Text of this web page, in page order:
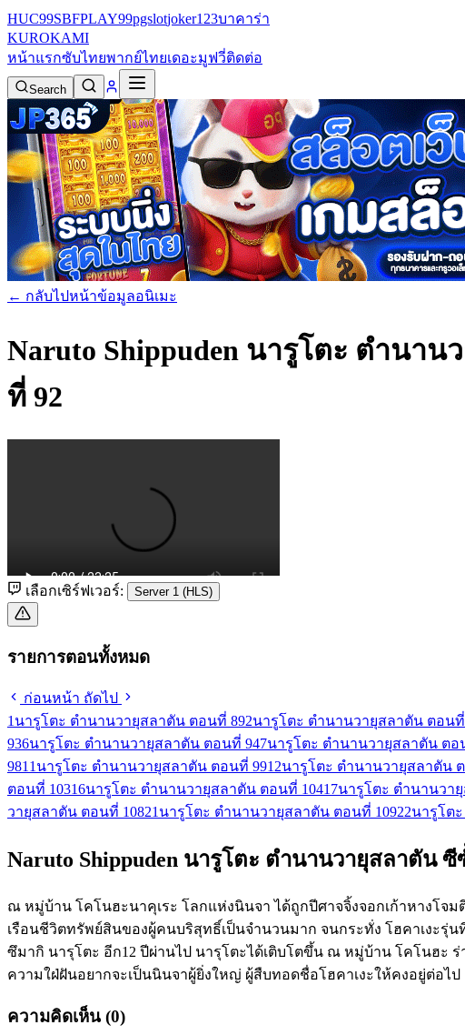
HUC99SBFPLAY99pgslotjoker123บาคาร่า
KUROKAMI
หน้าแรกซับไทยพากย์ไทยเดอะมูฟวี่ติดต่อ
Search
← กลับไปหน้าข้อมูลอนิเมะ
Naruto Shippuden นารูโตะ ตำนา
ที่ 92
เลือกเซิร์ฟเวอร์: Server 1 (HLS)
รายการตอนทั้งหมด
ก่อนหน้า ถัดไป
1 นารูโตะ ตำนานวายุสลาตัน ตอนที่ 892นารูโตะ ตำนานวายุสลาตัน ตอนที่
936นารูโตะ ตำนานวายุสลาตัน ตอนที่ 947นารูโตะ ตำนานวายุสลาตัน ตอ
9811 นารูโตะ ตำนานวายุสลาตัน ตอนที่ 9912นารูโตะ ตำนานวายุสลาตัน
ตอนที่ 10316นารูโตะ ตำนานวายุสลาตัน ตอนที่ 10417นารูโตะ ตำนานวา
วายุสลาตัน ตอนที่ 10821 นารูโตะ ตำนานวายุสลาตัน ตอนที่ 10922นารูโต
Naruto Shippuden นารูโตะ ตำนานวายุสลาตัน
ณ หมู่บ้าน โคโนฮะนาคุเระ โลกแห่งนินจา ได้ถูกปีศาจจิ้งจอกเก้าหางโจ
เรือนชีวิตทรัพย์สินของผู้คนบริสุทธิ์เป็นจำนวนมาก จนกระทั่ง โฮคาเงะรุ่
ซึมากิ นารุโตะ อีก12 ปีผ่านไป นารุโตะได้เติบโตขึ้น ณ หมู่บ้าน โคโนฮะ
ความใฝ่ฝันอยากจะเป็นนินจาผู้ยิ่งใหญ่ ผู้สืบทอดชื่อโฮคาเงะให้คงอยู่ต่อไป
ความคิดเห็น (0)